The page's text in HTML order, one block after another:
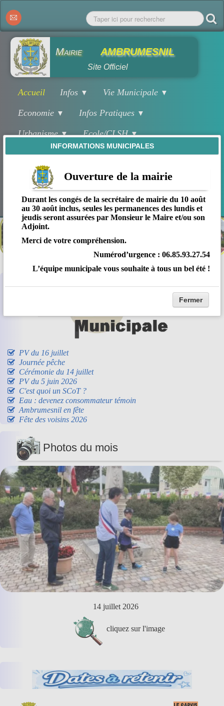
Mairie AMBRUMESNIL
Site Officiel
Accueil Infos ▼ Vie Municipale ▼
Economie ▼ Infos Pratiques ▼
Urbanisme▼ Ecole/CLSH▼
Associations▼ Salles▼
Agenda/Festivités▼ Sport/Culture▼
Environnement▼ Tourisme ▼ Patrimoine
PV du 16 juillet
Journée pêche
Cérémonie du 14 juillet
PV du 5 juin 2026
C'est quoi un SCoT ?
Eau : devenez consommateur témoin
Ambrumesnil en fête
Fête des voisins 2026
Photos du mois
14 juillet 2026
cliquez sur l'image
INFORMATIONS MUNICIPALES
Ouverture de la mairie
Durant les congés de la secrétaire de mairie du 10 août
au 30 août inclus, seules les permanences des lundis et
jeudis seront assurées par Monsieur le Maire et/ou son
Adjoint.
Merci de votre compréhension.
Numérod’urgence : 06.85.93.27.54
L’équipe municipale vous souhaite à tous un bel été !
Fermer